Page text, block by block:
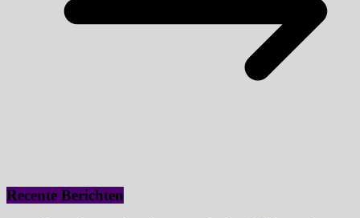
Recente Berichten